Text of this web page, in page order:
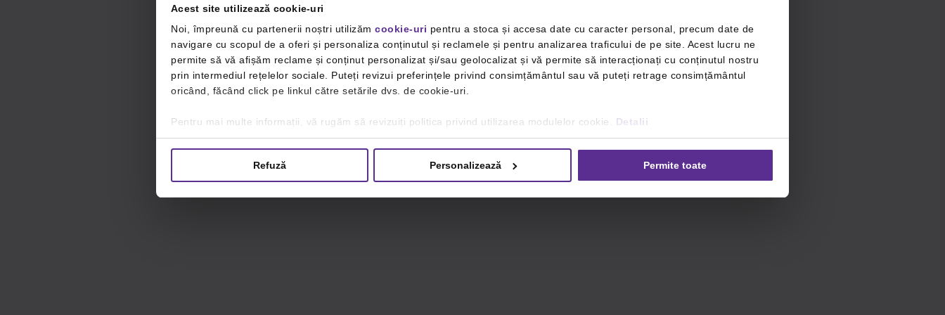
Acest site utilizează cookie-uri
Noi, împreună cu partenerii noștri utilizăm cookie-uri pentru a stoca și accesa date cu caracter personal, precum date de
navigare cu scopul de a oferi și personaliza conținutul și reclamele și pentru analizarea traficului de pe site. Acest lucru ne
permite să vă afișăm reclame și conținut personalizat și/sau geolocalizat și vă permite să interacționați cu conținutul nostru
prin intermediul rețelelor sociale. Puteți revizui preferințele privind consimțământul sau vă puteți retrage consimțământul
oricând, făcând click pe linkul către setările dvs. de cookie-uri.
Pentru mai multe informații, vă rugăm să revizuiți politica privind utilizarea modulelor cookie. Detalii
Refuză Personalizează Permite toate